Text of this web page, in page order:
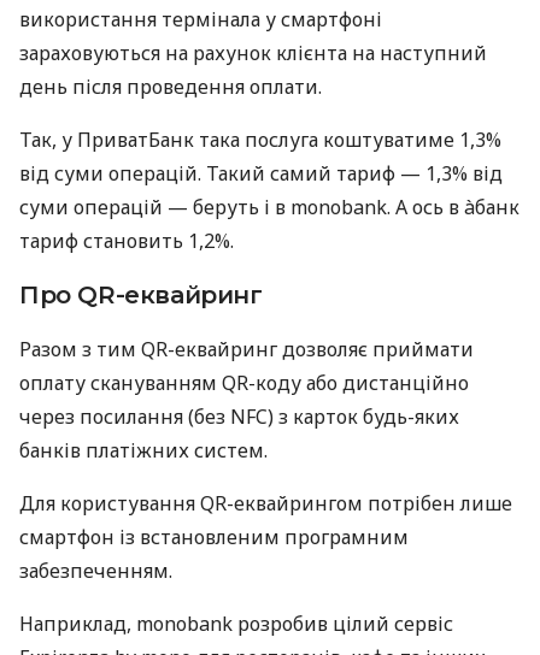
використання термінала у смартфоні
зараховуються на рахунок клієнта на наступний
день після проведення оплати.
Так, у ПриватБанк така послуга коштуватиме 1,3%
від суми операцій. Такий самий тариф — 1,3% від
суми операцій — беруть і в monobank. А ось в àбанк
тариф становить 1,2%.
Про QR-еквайринг
Разом з тим QR-еквайринг дозволяє приймати
оплату скануванням QR-коду або дистанційно
через посилання (без NFC) з карток будь-яких
банків платіжних систем.
Для користування QR-еквайрингом потрібен лише
смартфон із встановленим програмним
забезпеченням.
Наприклад, monobank розробив цілий сервіс